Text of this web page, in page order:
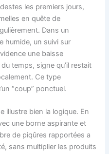
les premiers jours,
en quête de
Dans un
humide, un suivi sur
une baisse
temps, signe qu’il restait
Ce type
“coup” ponctuel.
illustre bien la logique. En
une borne aspirante et
de piqûres rapportées a
sans multiplier les produits